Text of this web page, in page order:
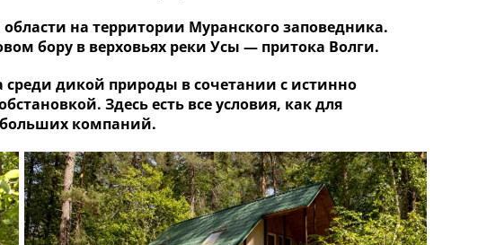
на территории Муранского заповедника.
бору в верховьях реки Усы — притока Волги.
среди дикой природы в сочетании с истинно
Здесь есть все условия, как для
компаний.